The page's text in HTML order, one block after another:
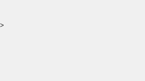
>